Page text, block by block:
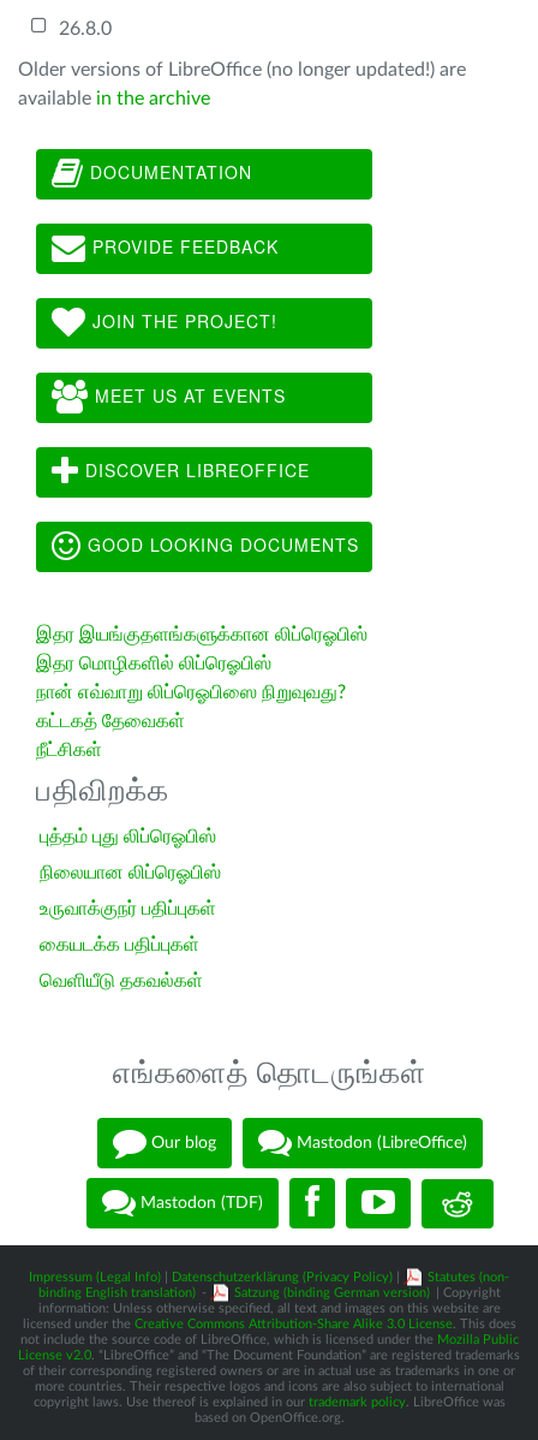
26.8.0
Older versions of LibreOffice (no longer updated!) are
available in the archive
DOCUMENTATION
PROVIDE FEEDBACK
JOIN THE PROJECT!
MEET US AT EVENTS
DISCOVER LIBREOFFICE
GOOD LOOKING DOCUMENTS
இதர இயங்குதளங்களுக்கான லிப்ரெஓபிஸ்
இதர மொழிகளில் லிப்ரெஓபிஸ்
நான் எவ்வாறு லிப்ரெஓபிஸை நிறுவுவது?
கட்டகத் தேவைகள்
நீட்சிகள்
பதிவிறக்க
புத்தம் புது லிப்ரெஓபிஸ்
நிலையான லிப்ரெஓபிஸ்
உருவாக்குநர் பதிப்புகள்
கையடக்க பதிப்புகள்
வெளியீடு தகவல்கள்
எங்களைத் தொடருங்கள்
Our blog Mastodon (LibreOffice)
Mastodon (TDF)
Impressum (Legal Info) Datenschutzerklärung (Privacy Policy)
Statutes (non-
binding English translation) - Satzung (binding German version)
| Copyright
information: Unless otherwise specified, all text and images on this website are
licensed under the Creative Commons Attribution-Share Alike 3.0 License. This does
not include the source code of LibreOffice, which is licensed under the Mozilla Public
License v2.0 . “LibreOffice” and “The Document Foundation” are registered trademarks
of their corresponding registered owners or are in actual use as trademarks in one or
more countries. Their respective logos and icons are also subject to international
copyright laws. Use thereof is explained in our trademark policy. LibreOffice was
based on OpenOffice.org.